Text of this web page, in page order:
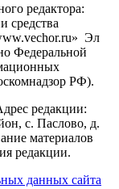
редактора:
средства
Эл
Федеральной
РФ).
редакции:
с. Паслово, д.
материалов
редакции.
данных сайта